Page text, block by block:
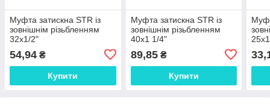
Муфта затискна STR із
зовнішнім різьбленням
32х1/2"
54,94 ₴
Купити
Муфта затискна STR із
зовнішнім різьбленням
40х1 1/4"
89,85₴
Купити